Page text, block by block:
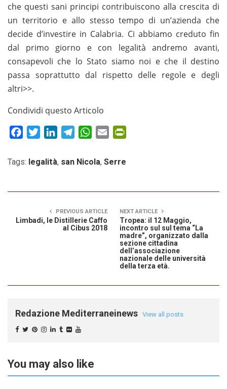
che questi sani principi contribuiscono alla crescita di
un territorio e allo stesso tempo di un’azienda che
decide d’investire in Calabria. Ci abbiamo creduto fin
dal primo giorno e con legalità andremo avanti,
consapevoli che lo Stato siamo noi e che il destino
passa soprattutto dal rispetto delle regole e degli
altri>>.
Condividi questo Articolo
FacebookTwitterLinkedInTelegramWhatsApp
Email
Tags: legalità, san Nicola, Serre
PREVIOUS ARTICLE
Limbadi, le Distillerie Caffo
al Cibus 2018
NEXT ARTICLE
Tropea: il 12 Maggio,
incontro sul sul tema “La
madre”, organizzato dalla
sezione cittadina
dell’associazione
nazionale delle università
della terza età.
Redazione Mediterraneinews View all posts
You may also like